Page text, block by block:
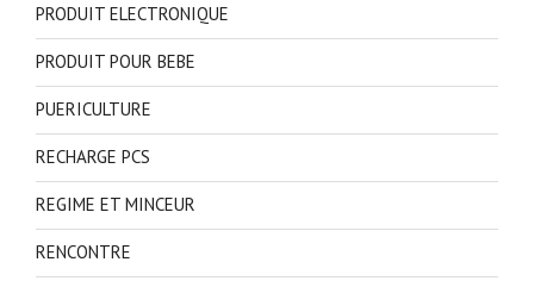
PRODUIT ELECTRONIQUE
PRODUIT POUR BEBE
PUERICULTURE
RECHARGE PCS
REGIME ET MINCEUR
RENCONTRE